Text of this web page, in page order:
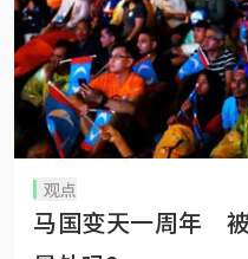
观点
马国变天一周年